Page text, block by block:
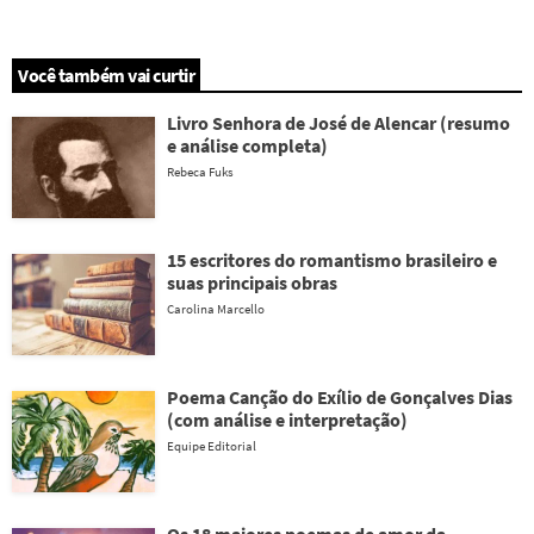
Você também vai curtir
Livro Senhora de José de Alencar (resumo
e análise completa)
Rebeca Fuks
15 escritores do romantismo brasileiro e
suas principais obras
Carolina Marcello
Poema Canção do Exílio de Gonçalves Dias
(com análise e interpretação)
Equipe Editorial